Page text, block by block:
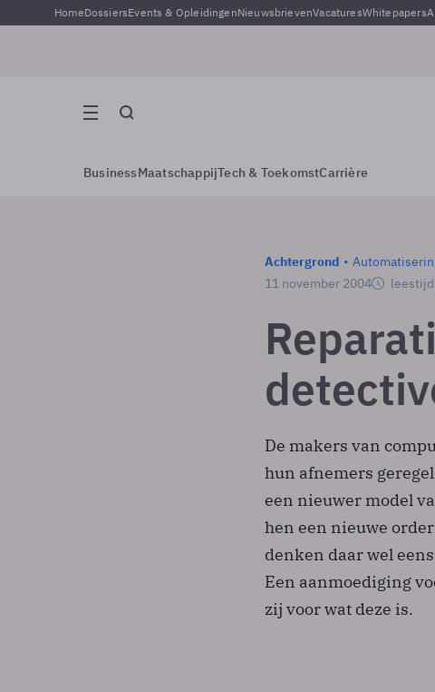
HomeDossiersEvents & OpleidingenNieuwsbrievenVacaturesWhitepapers
BusinessMaatschappijTech & ToekomstCarrière
Achtergrond
11 november 2004
De makers van
hun afnemers
een nieuwer model
hen een nieuwe
denken daar wel
Een aanmoediging
zij voor wat deze is.